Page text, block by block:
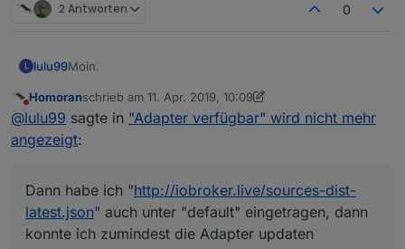
2 Antworten 0
L lulu99Moin.
Bei mir geht der Link "http://iobroker.live/sources-
dist.json" nicht.
Es werden auch nicht die Versionsnummern bei den
Adaptern angezeigt.
latest.json " auch unter "default" eingetragen, dann
konnte ich zumindest die Adapter updaten.
Nun steht aber im Moment unter beiden Feldern
"http://iobroker.live/sources-dist-latest.json".
Das kann so auch nicht richtig sein, oder?
Nicht stören
Homoranschrieb am 11. Apr. 2019, 10:09
zuletzt editiert von Homoran4. Nov. 2019, 12:09
@lulu99 sagte in "Adapter verfügbar" wird nicht mehr
angezeigt:
Dann habe ich "http://iobroker.live/sources-dist-
latest.json" auch unter "default" eingetragen, dann
konnte ich zumindest die Adapter updaten